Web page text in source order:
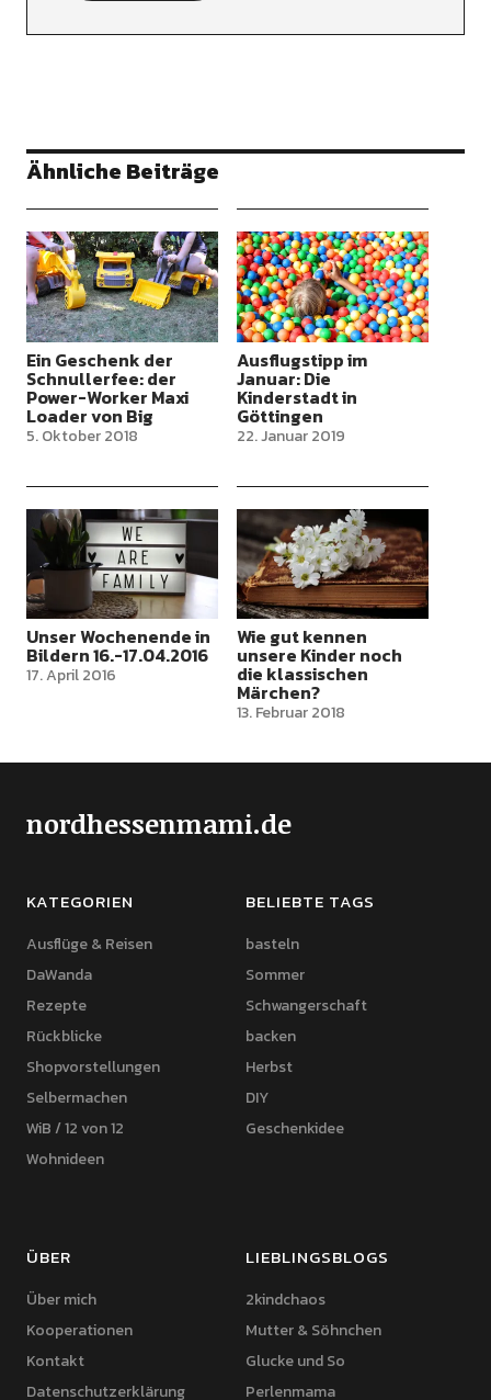
Ähnliche Beiträge
Ein Geschenk der
Schnullerfee: der
Power-Worker Maxi
Loader von Big
5. Oktober 2018
Ausflugstipp im
Januar: Die
Kinderstadt in
Göttingen
22. Januar 2019
Unser Wochenende in
Bildern 16.-17.04.2016
17. April 2016
Wie gut kennen
unsere Kinder noch
die klassischen
Märchen?
13. Februar 2018
nordhessenmami.de
KATEGORIEN
Ausflüge & Reisen
DaWanda
Rezepte
Rückblicke
Shopvorstellungen
Selbermachen
WiB / 12 von 12
Wohnideen
BELIEBTE TAGS
basteln
Sommer
Schwangerschaft
backen
Herbst
DIY
Geschenkidee
ÜBER
Über mich
Kooperationen
Kontakt
Datenschutzerklärung
LIEBLINGSBLOGS
2kindchaos
Mutter & Söhnchen
Glucke und So
Perlenmama